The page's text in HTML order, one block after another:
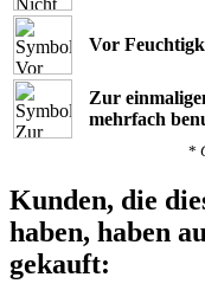
Vor
Zur
mehrfach
*
Kunden, die
haben, haben
gekauft: